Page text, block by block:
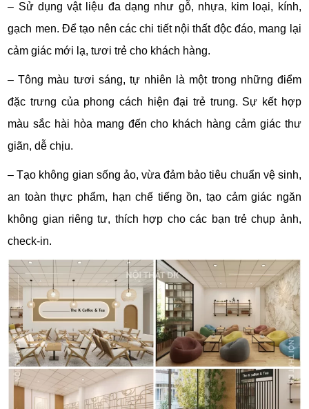
– Sử dụng vật liệu đa dạng như gỗ, nhựa, kim loại, kính,
gạch men. Để tạo nên các chi tiết nội thất độc đáo, mang lại
cảm giác mới lạ, tươi trẻ cho khách hàng.
– Tông màu tươi sáng, tự nhiên là một trong những điểm
đặc trưng của phong cách hiện đại trẻ trung. Sự kết hợp
màu sắc hài hòa mang đến cho khách hàng cảm giác thư
giãn, dễ chịu.
– Tạo không gian sống ảo, vừa đảm bảo tiêu chuẩn vệ sinh,
an toàn thực phẩm, hạn chế tiếng ồn, tạo cảm giác ngăn
không gian riêng tư, thích hợp cho các bạn trẻ chụp ảnh,
check-in.